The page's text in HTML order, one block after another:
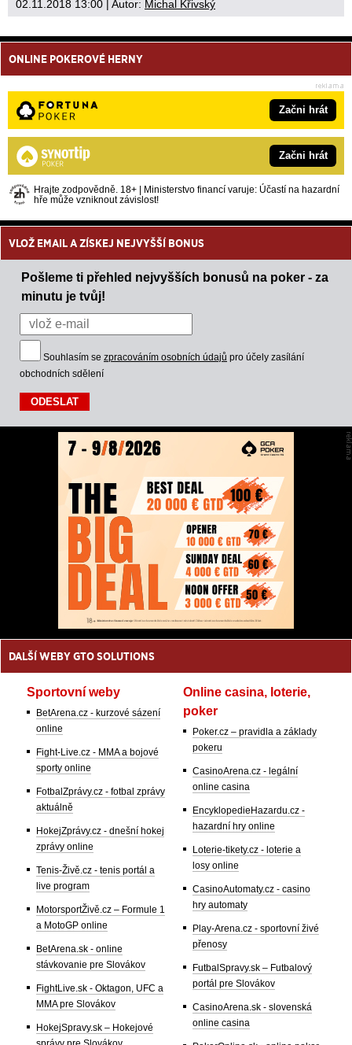
02.11.2018 13:00 | Autor: Michal Křivský
ONLINE POKEROVÉ HERNY
Začni hrát
Začni hrát
Hrajte zodpovědně. 18+ | Ministerstvo financí varuje: Účastí na hazardní
hře může vzniknout závislost!
VLOŽ EMAIL A ZÍSKEJ NEJVYŠŠÍ BONUS
Pošleme ti přehled nejvyšších bonusů na poker - za
minutu je tvůj!
Souhlasím se zpracováním osobních údajů pro účely zasílání
obchodních sdělení
DALŠÍ WEBY GTO SOLUTIONS
Sportovní weby
BetArena.cz - kurzové sázení
online
Fight-Live.cz - MMA a bojové
sporty online
FotbalZprávy.cz - fotbal zprávy
aktuálně
HokejZprávy.cz - dnešní hokej
zprávy online
Tenis-Živě.cz - tenis portál a
live program
MotorsportŽivě.cz – Formule 1
a MotoGP online
BetArena.sk - online
stávkovanie pre Slovákov
FightLive.sk - Oktagon, UFC a
MMA pre Slovákov
HokejSpravy.sk – Hokejové
Online casina, loterie,
poker
Poker.cz – pravidla a základy
pokeru
CasinoArena.cz - legální
online casina
EncyklopedieHazardu.cz -
hazardní hry online
Loterie-tikety.cz - loterie a
losy online
CasinoAutomaty.cz - casino
hry automaty
Play-Arena.cz - sportovní živé
přenosy
FutbalSpravy.sk – Futbalový
portál pre Slovákov
CasinoArena.sk - slovenská
online casina